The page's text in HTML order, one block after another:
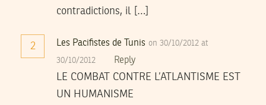
contradictions, il […]
2 Les Pacifistes de Tunis on 30/10/2012 at
30/10/2012 Reply
LE COMBAT CONTRE L’ATLANTISME EST
UN HUMANISME